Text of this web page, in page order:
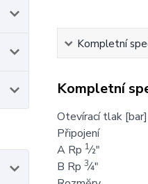
Kompletní
Kompletní
Otevírací tlak
Připojení
A Rp 1⁄2"
B Rp 3⁄4"